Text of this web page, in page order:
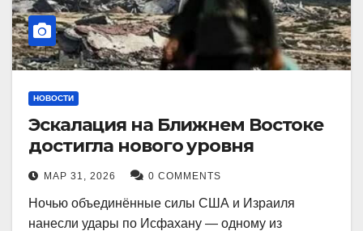
НОВОСТИ
Эскалация на Ближнем Востоке
достигла нового уровня
МАР 31, 2026 0 COMMENTS
Ночью объединённые силы США и Израиля
нанесли удары по Исфахану — одному из